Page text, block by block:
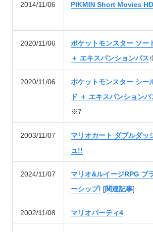
2014/11/06 PIKMIN Short Movies HD
2020/11/06
ポケットモンスター ソー
＋ エキスパンションパス
2020/11/06
ポケットモンスター シー
ド ＋ エキスパンションパ
※7
2003/11/07
マリオカート ダブルダッ
ュ!!
2024/11/07
マリオ&ルイージRPG ブ
ーシップ! [関連記事]
2002/11/08 マリオパーティ4